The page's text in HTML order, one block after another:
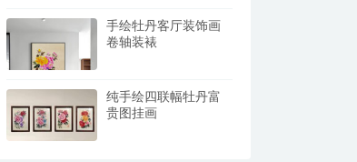
手绘牡丹客厅装饰画
卷轴装裱
纯手绘四联幅牡丹富
贵图挂画